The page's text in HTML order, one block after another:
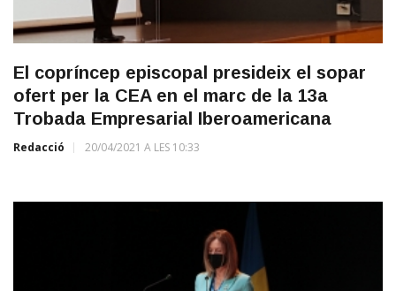
El copríncep episcopal presideix el sopar
ofert per la CEA en el marc de la 13a
Trobada Empresarial Iberoamericana
Redacció 20/04/2021 A LES 10:33